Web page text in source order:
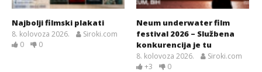
Najbolji filmski plakati
8. kolovoza 2026.
Siroki.com
0
0
Neum underwater film
festival 2026 – Službena
konkurencija je tu
8. kolovoza 2026.
Siroki.com
+3
0